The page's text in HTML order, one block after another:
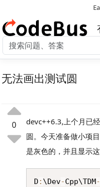
无法画出测试圆
0
devc++6.3,上个月已
圆。今天准备做小项
是灰色的，并且显示
D : \Dev-Cpp\TDM-